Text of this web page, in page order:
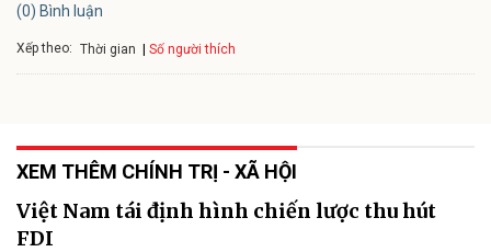
(0) Bình luận
Xếp theo: Thời gian Số người thích
XEM THÊM CHÍNH TRỊ - XÃ HỘI
Việt Nam tái định hình chiến lược thu hút
FDI